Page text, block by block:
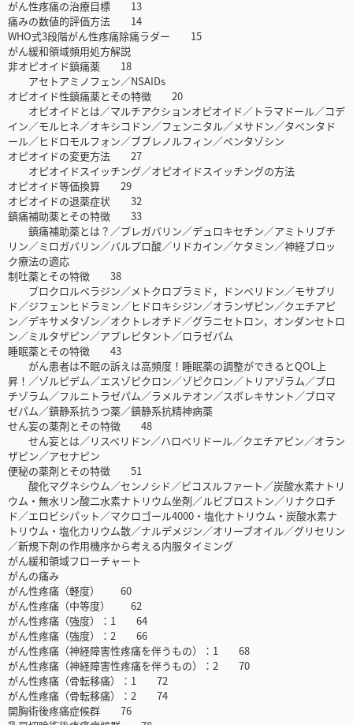
がん性疼痛の治療目標 13
痛みの数値的評価方法 14
WHO式3段階がん性疼痛除痛ラダー 15
がん緩和領域頻用処方解説
非オピオイド鎮痛薬 18
アセトアミノフェン／NSAIDs
オピオイド性鎮痛薬とその特徴 20
オピオイドとは／マルチアクションオピオイド／トラマドール／コデ
イン／モルヒネ／オキシコドン／フェンニタル／メサドン／タペンタド
ール／ヒドロモルフォン／ブプレノルフィン／ペンタゾシン
オピオイドの変更方法 27
オピオイドスイッチング／オピオイドスイッチングの方法
オピオイド等価換算 29
オピオイドの退薬症状 32
鎮痛補助薬とその特徴 33
鎮痛補助薬とは？／プレガバリン／デュロキセチン／アミトリプチ
リン／ミロガバリン／バルプロ酸／リドカイン／ケタミン／神経ブロッ
ク療法の適応
制吐薬とその特徴 38
プロクロルペラジン／メトクロプラミド，ドンペリドン／モサプリ
ド／ジフェンヒドラミン／ヒドロキシジン／オランザピン／クエチアピ
ン／デキサメタゾン／オクトレオチド／グラニセトロン，オンダンセトロ
ン／ミルタザピン／アプレピタント／ロラゼパム
睡眠薬とその特徴 43
がん患者は不眠の訴えは高頻度！睡眠薬の調整ができるとQOL上
昇！／ゾルピデム／エスゾピクロン／ゾピクロン／トリアゾラム／ブロ
チゾラム／フルニトラゼパム／ラメルテオン／スボレキサント／ブロマ
ゼパム／鎮静系抗うつ薬／鎮静系抗精神病薬
せん妄の薬剤とその特徴 48
せん妄とは／リスペリドン／ハロペリドール／クエチアピン／オラン
ザピン／アセナピン
便秘の薬剤とその特徴 51
酸化マグネシウム／センノシド／ピコスルファート／炭酸水素ナトリ
ウム・無水リン酸二水素ナトリウム坐剤／ルビプロストン／リナクロチ
ド／エロビシパット／マクロゴール4000・塩化ナトリウム・炭酸水素ナ
トリウム・塩化カリウム散／ナルデメジン／オリーブオイル／グリセリン
／新規下剤の作用機序から考える内服タイミング
がん緩和領域フローチャート
がんの痛み
がん性疼痛（軽度） 60
がん性疼痛（中等度） 62
がん性疼痛（強度）：1 64
がん性疼痛（強度）：2 66
がん性疼痛（神経障害性疼痛を伴うもの）：1 68
がん性疼痛（神経障害性疼痛を伴うもの）：2 70
がん性疼痛（骨転移痛）：1 72
がん性疼痛（骨転移痛）：2 74
開胸術後疼痛症候群 76